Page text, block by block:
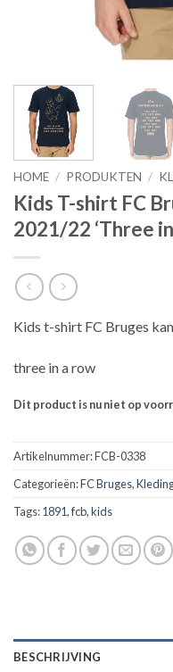
HOME / PRODUKTEN /
Kids T-shirt FC
2021/22 ‘Three
Kids t-shirt FC Bruges
three in a row
Dit product is nu niet op
Artikelnummer:FCB-0338
Categorieën:FC Bruges,
Tags:1891,fcb,kids
BESCHRIJVING